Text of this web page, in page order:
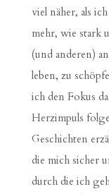
viel näher, als
mehr, wie stark
(und anderen)
leben, zu
ich den Fokus
Herzimpuls
Geschichten
die mich sicher
durch die ich